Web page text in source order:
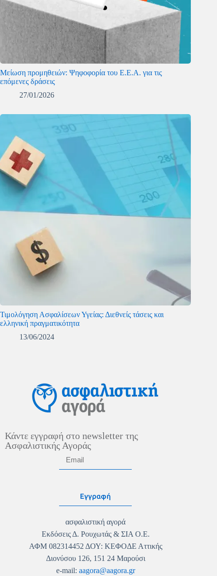
Μείωση προμηθειών: Ψηφοφορία του Ε.Ε.Α. για τις
επόμενες δράσεις
27/01/2026
Τιμολόγηση Ασφαλίσεων Υγείας: Διεθνείς τάσεις και
ελληνική πραγματικότητα
13/06/2024
Κάντε εγγραφή στο newsletter της
Ασφαλιστικής Αγοράς
Εγγραφή
ασφαλιστική αγορά
Εκδόσεις Δ. Ρουχωτάς & ΣΙΑ Ο.Ε.
ΑΦΜ 082314452 ΔΟΥ: ΚΕΦΟΔΕ Αττικής
Διονύσου 126, 151 24 Μαρούσι
e-mail: aagora@aagora.gr